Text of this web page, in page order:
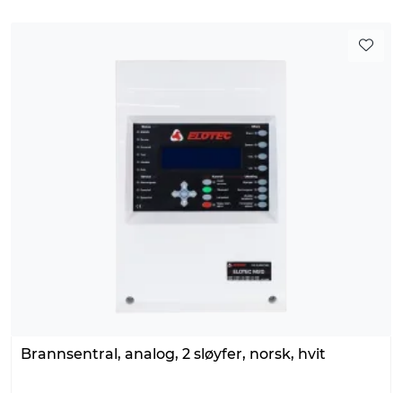
Brannsentral, analog, 2 sløyfer, norsk, hvit